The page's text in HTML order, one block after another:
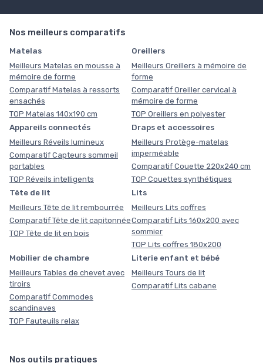
Nos meilleurs comparatifs
Matelas
Meilleurs Matelas en mousse à
mémoire de forme
Comparatif Matelas à ressorts
ensachés
TOP Matelas 140x190 cm
Oreillers
Meilleurs Oreillers à mémoire de
forme
Comparatif Oreiller cervical à
mémoire de forme
TOP Oreillers en polyester
Appareils connectés
Meilleurs Réveils lumineux
Comparatif Capteurs sommeil
portables
TOP Réveils intelligents
Draps et accessoires
Meilleurs Protège-matelas
imperméable
Comparatif Couette 220x240 cm
TOP Couettes synthétiques
Tête de lit
Meilleurs Tête de lit rembourrée
Comparatif Tête de lit capitonnée
TOP Tête de lit en bois
Lits
Meilleurs Lits coffres
Comparatif Lits 160x200 avec
sommier
TOP Lits coffres 180x200
Mobilier de chambre
Meilleurs Tables de chevet avec
tiroirs
Comparatif Commodes
scandinaves
TOP Fauteuils relax
Literie enfant et bébé
Meilleurs Tours de lit
Comparatif Lits cabane
Nos outils pratiques